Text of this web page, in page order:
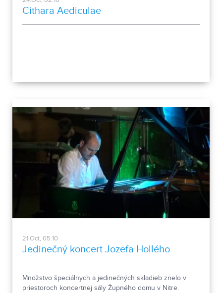
Cithara Aediculae
21.Oct, 05:10
Jedinečný koncert Jozefa Hollého
Množstvo špeciálnych a jedinečných skladieb znelo v
priestoroch koncertnej sály Župného domu v Nitre.